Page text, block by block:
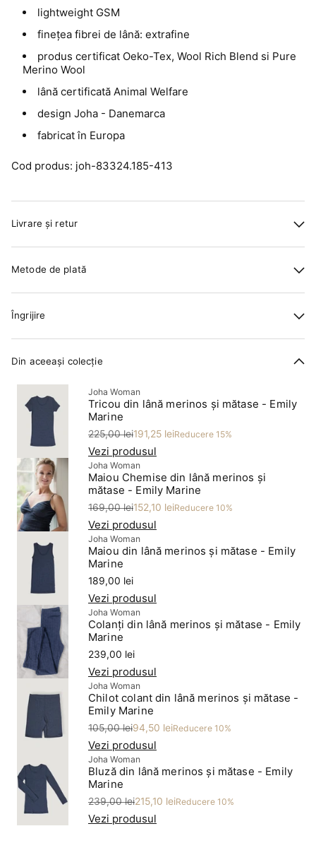
lightweight GSM
finețea fibrei de lână: extrafine
produs certificat Oeko-Tex, Wool Rich Blend si Pure
Merino Wool
lână certificată Animal Welfare
design Joha - Danemarca
fabricat în Europa
Cod produs: joh-83324.185-413
Livrare și retur
Metode de plată
Îngrijire
Din aceeași colecție
Joha Woman
Tricou din lână merinos și mătase - Emily
Marine
Preț
225,00 lei
Preț redus191,25 leiReducere 15%
Vezi produsul
Joha Woman
Maiou Chemise din lână merinos și
mătase - Emily Marine
Preț
169,00 lei
Preț redus152,10 leiReducere 10%
Vezi produsul
Joha Woman
Maiou din lână merinos și mătase - Emily
Marine
Preț
189,00 lei
Vezi produsul
Joha Woman
Colanți din lână merinos și mătase - Emily
Marine
Preț
239,00 lei
Vezi produsul
Joha Woman
Chilot colant din lână merinos și mătase -
Emily Marine
Preț
105,00 lei
Preț redus94,50 leiReducere 10%
Vezi produsul
Joha Woman
Bluză din lână merinos și mătase - Emily
Marine
Preț
239,00 lei
Preț redus215,10 leiReducere 10%
Vezi produsul